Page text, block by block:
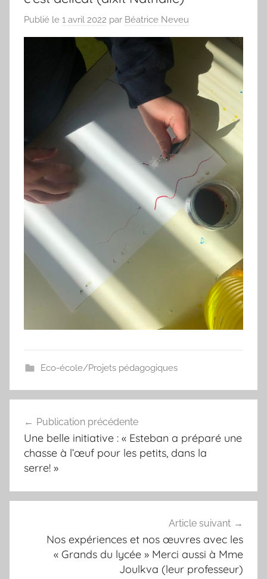
Publié le 1 avril 2022 par Béatrice Neveu
Eco-école/Projets pédagogiques
de
l’article
Publication précédente
Une belle initiative : « Esteban a préparé une
chasse à l’œuf pour les petits, dans la
serre! »
Article suivant
Nos expériences et nos œuvres avec les
« Grands du lycée » Merci aussi à Mme
Joulkva (leur professeur)